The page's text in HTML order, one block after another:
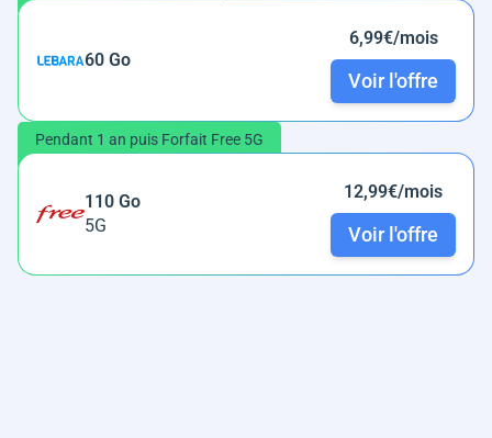
60 Go
6,99€/mois
Voir l'offre
Pendant 1 an puis Forfait Free 5G
110 Go
5G
12,99€/mois
Voir l'offre